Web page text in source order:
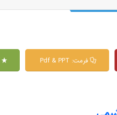
فرمت: Pdf & PPT